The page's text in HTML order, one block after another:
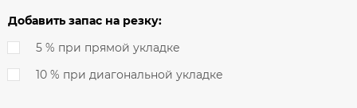
Добавить запас на резку:
5 % при прямой укладке
10 % при диагональной укладке